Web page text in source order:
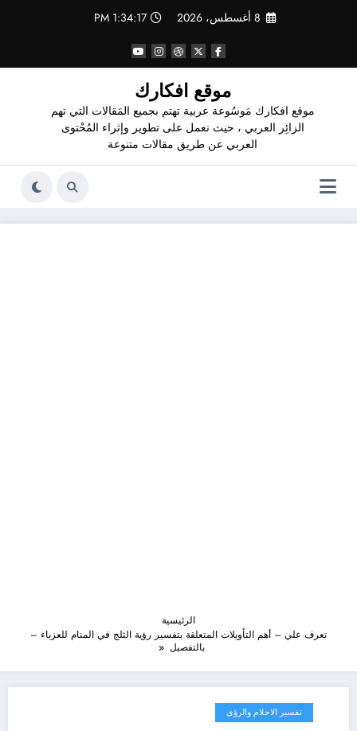
8 أغسطس، 2026 1:34:18 PM
موقع افكارك
موقع افكارك مَوسُوعة عربية تهتم بجميع المَقالات التي تهم
الزائِر العربي ، حيث نعمل على تطوير وإثراء المُحْتوى
العربي عن طريق مقالات متنوعة
الرئيسية
تعرف علي – أهم التأويلات المتعلقة بتفسير رؤية الثلج في المنام للعزباء –
بالتفصيل
تفسير الاحلام والرؤى